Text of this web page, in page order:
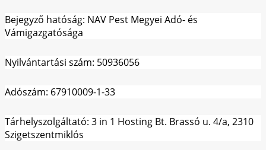
Bejegyző hatóság: NAV Pest Megyei Adó- és
Vámigazgatósága
Nyilvántartási szám: 50936056
Adószám: 67910009-1-33
Tárhelyszolgáltató: 3 in 1 Hosting Bt. Brassó u. 4/a, 2310
Szigetszentmiklós